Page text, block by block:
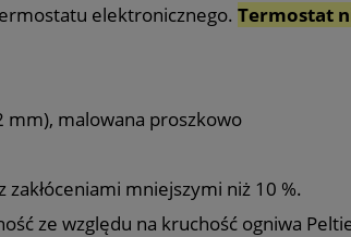
elektronicznego. Termostat
mm), malowana proszkowo
mniejszymi niż 10 %.
ze względu na kruchość ogniwa